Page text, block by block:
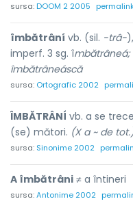
sursa:DOOM 2 2005
îmbătrâní vb. (sil. -trâ-
imperf. 3 sg. îmbătrâneá;
îmbătrâneáscă
sursa: Ortografic 2002
ÎMBĂTRÂNÍ vb. a se
(se) mători. (X a ~ de
sursa: Sinonime 2002
A îmbătrâni ≠ a întineri
sursa:Antonime 2002